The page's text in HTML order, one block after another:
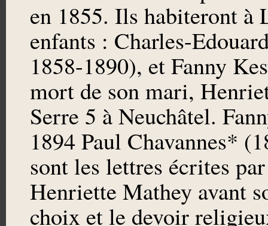
en 1855. Ils habiteront à
enfants : Charles-
1858-1890), et Fanny
mort de son mari,
Serre 5 à Neuchâtel.
1894 Paul Chavannes*
sont les lettres écrites
Henriette Mathey avant
choix et le devoir